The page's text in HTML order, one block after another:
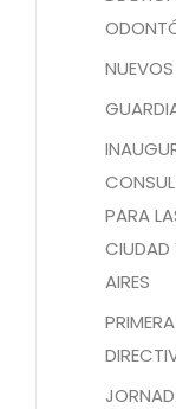
PARA
CIUDAD
AIRES